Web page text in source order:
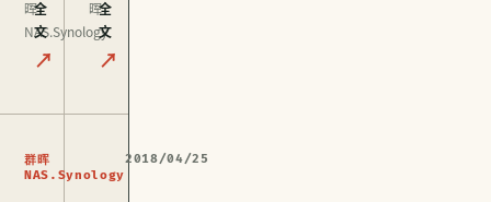
晖
NAS.Synology
全
文
↗
晖全
文
↗
群晖
NAS.Synology
2018/04/25